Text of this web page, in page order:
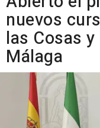
nuevos
las Cosas
Málaga